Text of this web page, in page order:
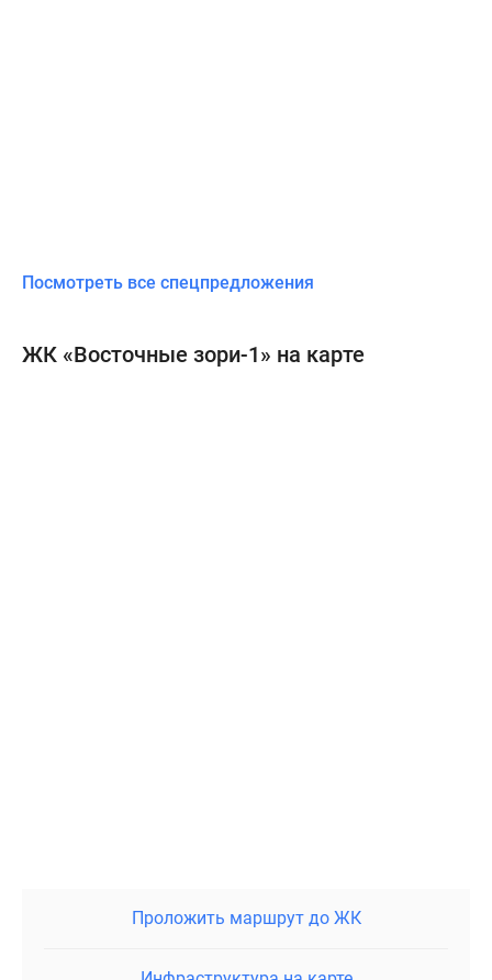
Посмотреть все спецпредложения
ЖК «Восточные зори-1» на карте
Проложить маршрут до ЖК